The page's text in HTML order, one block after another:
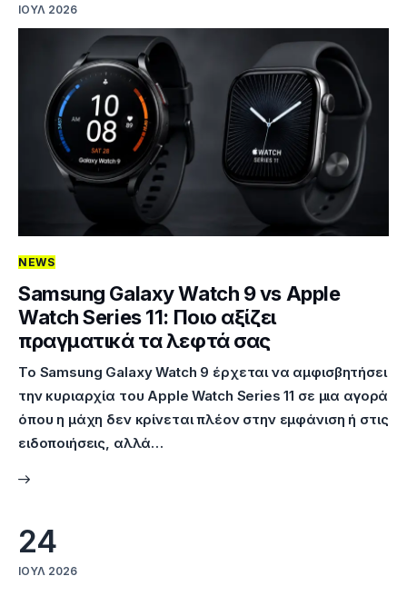
ΙΟΎΛ 2026
NEWS
Samsung Galaxy Watch 9 vs Apple
Watch Series 11: Ποιο αξίζει
πραγματικά τα λεφτά σας
Το Samsung Galaxy Watch 9 έρχεται να αμφισβητήσει
την κυριαρχία του Apple Watch Series 11 σε μια αγορά
όπου η μάχη δεν κρίνεται πλέον στην εμφάνιση ή στις
ειδοποιήσεις, αλλά…
24
ΙΟΎΛ 2026